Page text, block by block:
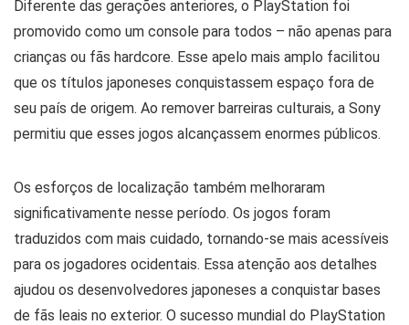
Diferente das gerações anteriores, o PlayStation foi
promovido como um console para todos – não apenas para
crianças ou fãs hardcore. Esse apelo mais amplo facilitou
que os títulos japoneses conquistassem espaço fora de
seu país de origem. Ao remover barreiras culturais, a Sony
permitiu que esses jogos alcançassem enormes públicos.
Os esforços de localização também melhoraram
significativamente nesse período. Os jogos foram
traduzidos com mais cuidado, tornando-se mais acessíveis
para os jogadores ocidentais. Essa atenção aos detalhes
ajudou os desenvolvedores japoneses a conquistar bases
de fãs leais no exterior. O sucesso mundial do PlayStation